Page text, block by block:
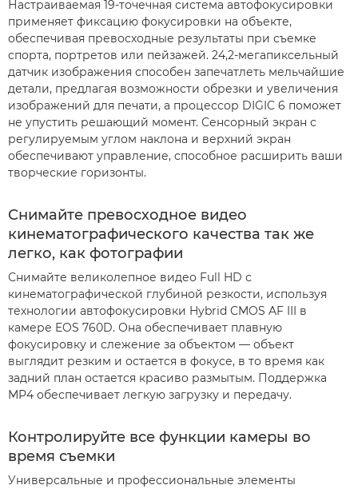
Настраиваемая 19-точечная система автофокусировки
применяет фиксацию фокусировки на объекте,
обеспечивая превосходные результаты при съемке
спорта, портретов или пейзажей. 24,2-мегапиксельный
датчик изображения способен запечатлеть мельчайшие
детали, предлагая возможности обрезки и увеличения
изображений для печати, а процессор DIGIC 6 поможет
не упустить решающий момент. Сенсорный экран с
регулируемым углом наклона и верхний экран
обеспечивают управление, способное расширить ваши
творческие горизонты.
Снимайте превосходное видео
кинематографического качества так же
легко, как фотографии
Снимайте великолепное видео Full HD с
кинематографической глубиной резкости, используя
технологии автофокусировки Hybrid CMOS AF III в
камере EOS 760D. Она обеспечивает плавную
фокусировку и слежение за объектом — объект
выглядит резким и остается в фокусе, в то время как
задний план остается красиво размытым. Поддержка
MP4 обеспечивает легкую загрузку и передачу.
Контролируйте все функции камеры во
время съемки
Универсальные и профессиональные элементы